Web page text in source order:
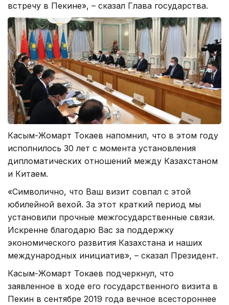
встречу в Пекине», – сказал Глава государства.
Касым-Жомарт Токаев напомнил, что в этом году
исполнилось 30 лет с момента установления
дипломатических отношений между Казахстаном
и Китаем.
«Символично, что Ваш визит совпал с этой
юбилейной вехой. За этот краткий период мы
установили прочные межгосударственные связи.
Искренне благодарю Вас за поддержку
экономического развития Казахстана и наших
международных инициатив», – сказал Президент.
Касым-Жомарт Токаев подчеркнул, что
заявленное в ходе его государственного визита в
Пекин в сентябре 2019 года вечное всестороннее